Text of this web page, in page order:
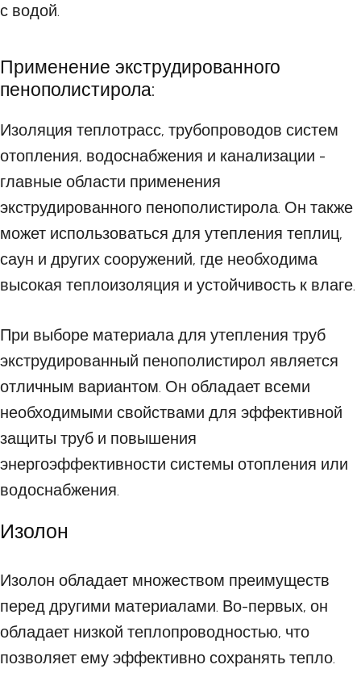
с водой.
Применение экструдированного
пенополистирола:
Изоляция теплотрасс, трубопроводов систем
отопления, водоснабжения и канализации -
главные области применения
экструдированного пенополистирола. Он также
может использоваться для утепления теплиц,
саун и других сооружений, где необходима
высокая теплоизоляция и устойчивость к влаге.
При выборе материала для утепления труб
экструдированный пенополистирол является
отличным вариантом. Он обладает всеми
необходимыми свойствами для эффективной
защиты труб и повышения
энергоэффективности системы отопления или
водоснабжения.
Изолон
Изолон обладает множеством преимуществ
перед другими материалами. Во-первых, он
обладает низкой теплопроводностью, что
позволяет ему эффективно сохранять тепло.